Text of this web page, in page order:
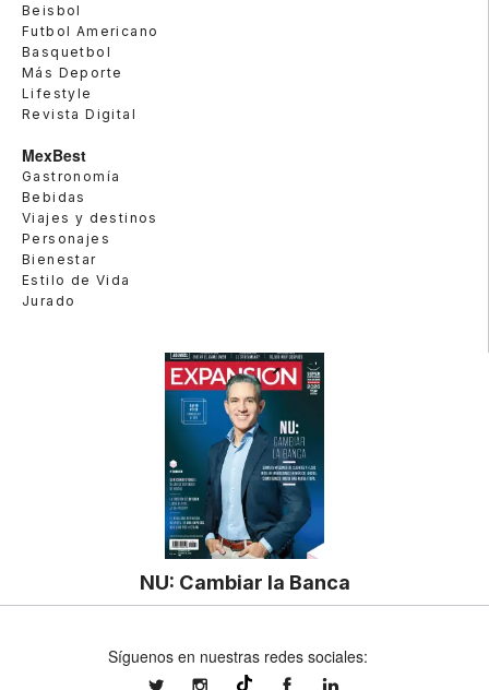
Beisbol
Futbol Americano
Basquetbol
Más Deporte
Lifestyle
Revista Digital
MexBest
Gastronomía
Bebidas
Viajes y destinos
Personajes
Bienestar
Estilo de Vida
Jurado
NU: Cambiar la Banca
Síguenos en nuestras redes sociales:
expansionmxexpansionmx ExpansionMex